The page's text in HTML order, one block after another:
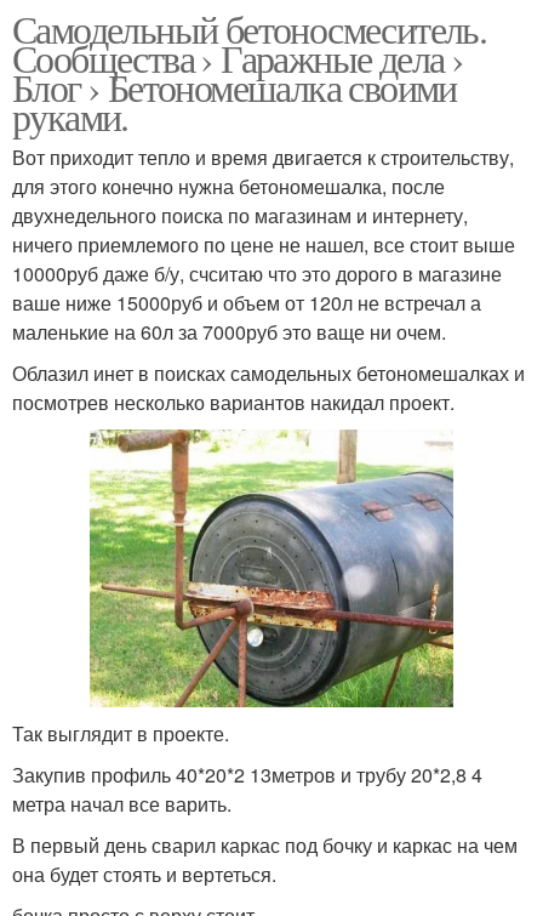
Самодельный бетоносмеситель.
Сообщества › Гаражные дела ›
Блог › Бетономешалка своими
руками.
Вот приходит тепло и время двигается к строительству,
для этого конечно нужна бетономешалка, после
двухнедельного поиска по магазинам и интернету,
ничего приемлемого по цене не нашел, все стоит выше
10000руб даже б/у, счситаю что это дорого в магазине
ваше ниже 15000руб и объем от 120л не встречал а
маленькие на 60л за 7000руб это ваще ни очем.
Облазил инет в поисках самодельных бетономешалках и
посмотрев несколько вариантов накидал проект.
Так выглядит в проекте.
Закупив профиль 40*20*2 13метров и трубу 20*2,8 4
метра начал все варить.
В первый день сварил каркас под бочку и каркас на чем
она будет стоять и вертеться.